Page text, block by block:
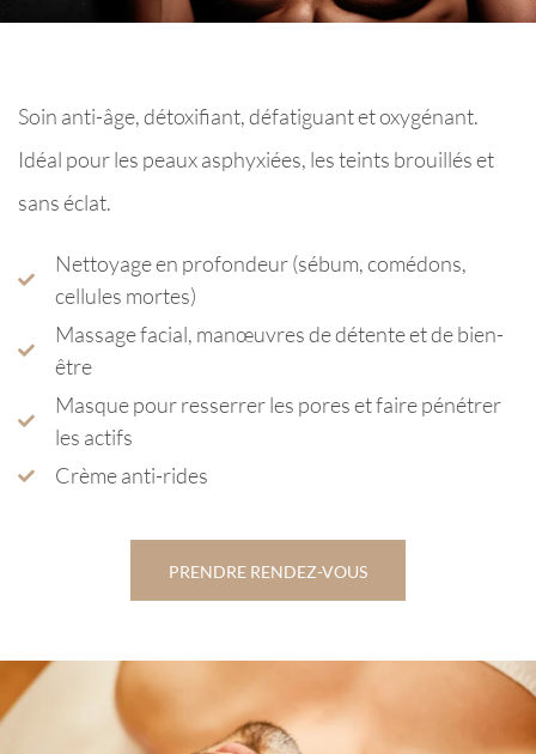
Soin anti-âge, détoxifiant, défatiguant et oxygénant.
Idéal pour les peaux asphyxiées, les teints brouillés et
sans éclat.
Nettoyage en profondeur (sébum, comédons,
cellules mortes)
Massage facial, manœuvres de détente et de bien-
être
Masque pour resserrer les pores et faire pénétrer
les actifs
Crème anti-rides
PRENDRE RENDEZ-VOUS